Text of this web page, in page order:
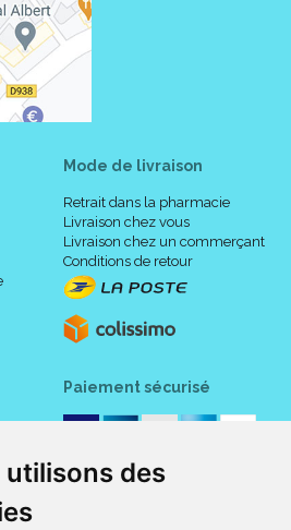
utilisons des
Mode de livraison
Retrait dans la pharmacie
Livraison chez vous
Livraison chez un commerçant
Conditions de retour
Paiement sécurisé